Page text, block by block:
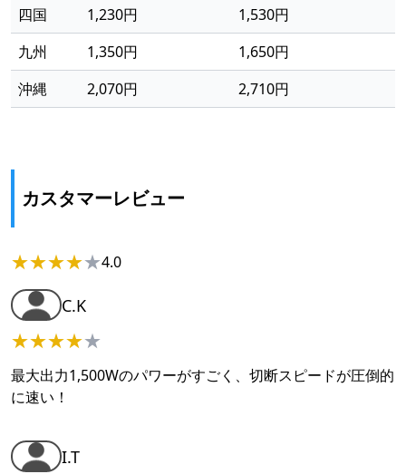
四国
1,230円 1,530円
九州
1,350円 1,650円
沖縄
2,070円 2,710円
カスタマーレビュー
★★★★★4.0
C.K
★★★★★
最大出力1,500Wのパワーがすごく、切断スピードが圧倒的
に速い！
I.T